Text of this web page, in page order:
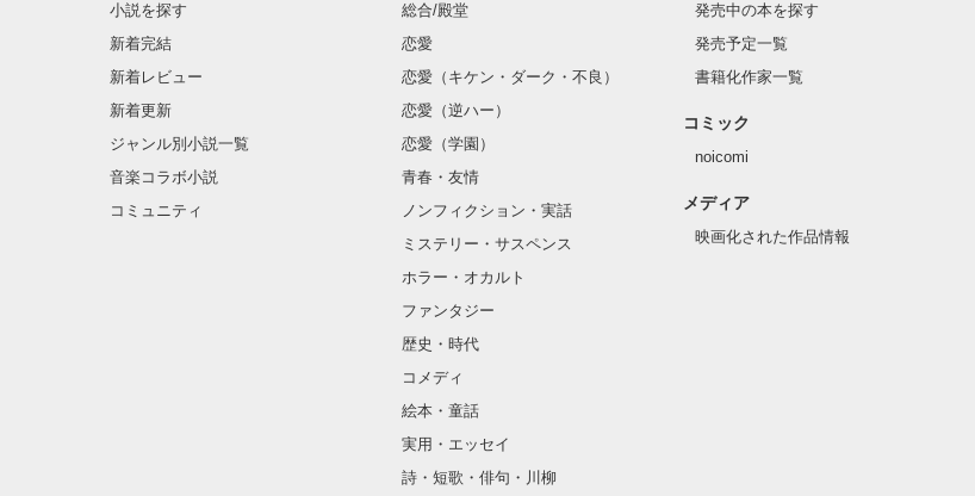
小説を探す
新着完結
新着レビュー
新着更新
ジャンル別小説一覧
音楽コラボ小説
コミュニティ
総合/殿堂
恋愛
恋愛（キケン・ダーク・不良）
恋愛（逆ハー）
恋愛（学園）
青春・友情
ノンフィクション・実話
ミステリー・サスペンス
ホラー・オカルト
ファンタジー
歴史・時代
コメディ
絵本・童話
実用・エッセイ
詩・短歌・俳句・川柳
発売中の本を探す
発売予定一覧
書籍化作家一覧
コミック
noicomi
メディア
映画化された作品情報